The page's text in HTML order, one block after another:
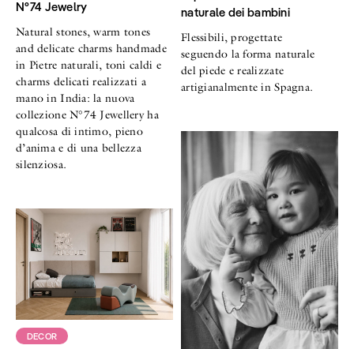
N°74 Jewelry
Natural stones, warm tones
and delicate charms handmade
in Pietre naturali, toni caldi e
charms delicati realizzati a
mano in India: la nuova
collezione N°74 Jewellery ha
qualcosa di intimo, pieno
d’anima e di una bellezza
silenziosa.
naturale dei bambini
Flessibili, progettate
seguendo la forma naturale
del piede e realizzate
artigianalmente in Spagna.
DECOR